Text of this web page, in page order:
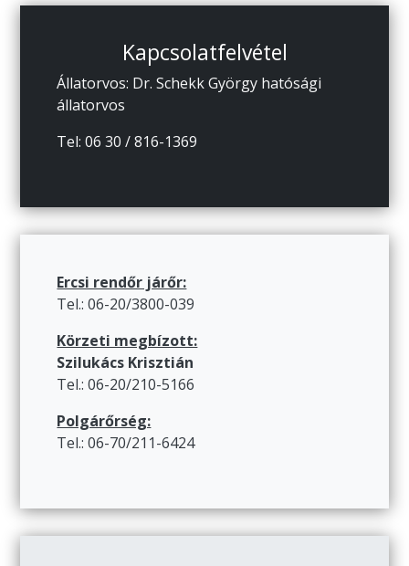
Kapcsolatfelvétel
Állatorvos: Dr. Schekk György hatósági
állatorvos
Tel: 06 30 / 816-1369
Ercsi rendőr járőr:
Tel.: 06-20/3800-039
Körzeti megbízott:
Szilukács Krisztián
Tel.: 06-20/210-5166
Polgárőrség:
Tel.: 06-70/211-6424